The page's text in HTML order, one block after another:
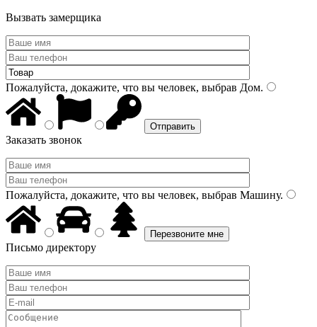
Вызвать замерщика
Пожалуйста, докажите, что вы человек, выбрав Дом.
Заказать звонок
Пожалуйста, докажите, что вы человек, выбрав Машину.
Письмо директору